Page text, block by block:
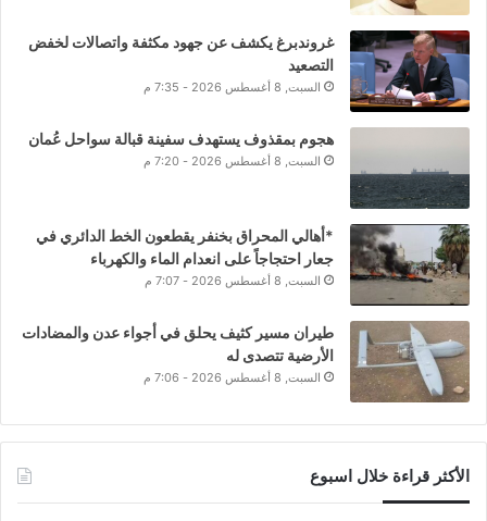
غروندبرغ يكشف عن جهود مكثفة واتصالات لخفض
التصعيد
السبت, 8 أغسطس 2026 - 7:35 م
هجوم بمقذوف يستهدف سفينة قبالة سواحل عُمان
السبت, 8 أغسطس 2026 - 7:20 م
*أهالي المحراق بخنفر يقطعون الخط الدائري في
جعار احتجاجاً على انعدام الماء والكهرباء
السبت, 8 أغسطس 2026 - 7:07 م
طيران مسير كثيف يحلق في أجواء عدن والمضادات
الأرضية تتصدى له
السبت, 8 أغسطس 2026 - 7:06 م
الأكثر قراءة خلال اسبوع